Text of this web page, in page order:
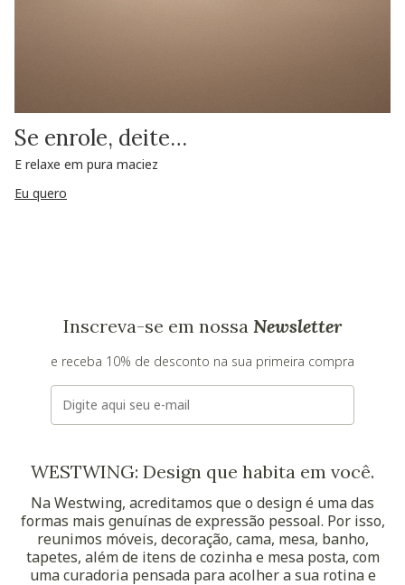
Se enrole, deite…
E relaxe em pura maciez
Eu quero
Inscreva-se em nossa Newsletter
e receba 10% de desconto na sua primeira compra
E-mail
WESTWING: Design que habita em você.
Na Westwing, acreditamos que o design é uma das
formas mais genuínas de expressão pessoal. Por isso,
reunimos móveis, decoração, cama, mesa, banho,
tapetes, além de itens de cozinha e mesa posta, com
uma curadoria pensada para acolher a sua rotina e